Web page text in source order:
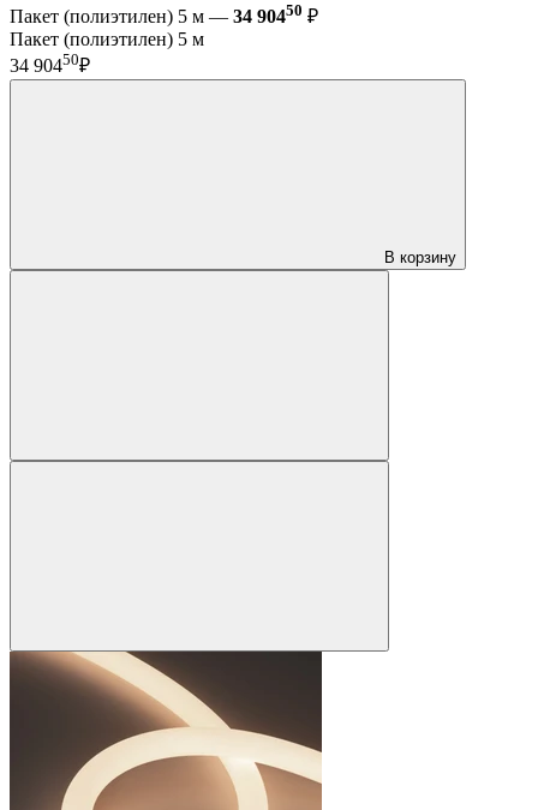
Пакет (полиэтилен) 5 м — 34 90450 ₽
Пакет (полиэтилен) 5 м
34 90450₽
В корзину